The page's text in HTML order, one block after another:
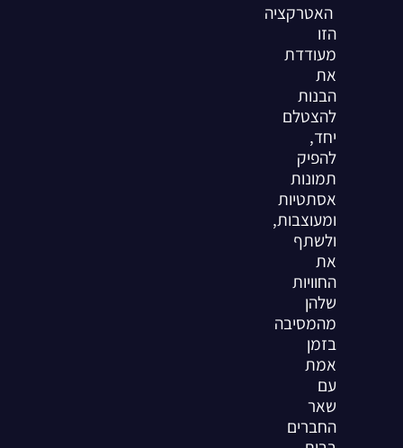
האטרקציה
הזו
מעודדת
את
הבנות
להצטלם
יחד,
להפיק
תמונות
אסתטיות
ומעוצבות,
ולשתף
את
החוויות
שלהן
מהמסיבה
בזמן
אמת
עם
שאר
החברים